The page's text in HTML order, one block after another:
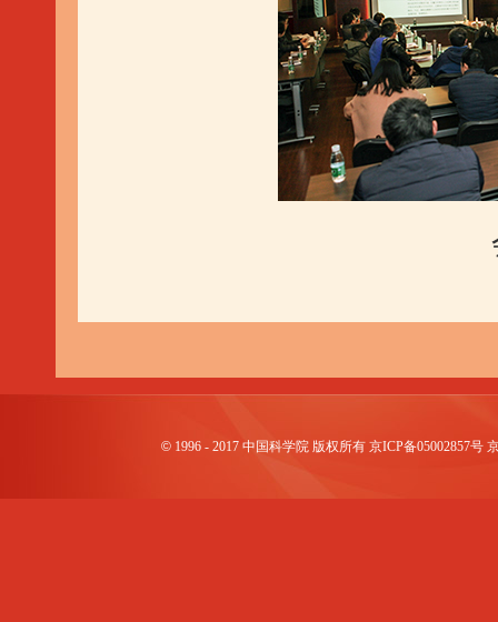
© 1996 - 2017 中国科学院 版权所有 京ICP备05002857号